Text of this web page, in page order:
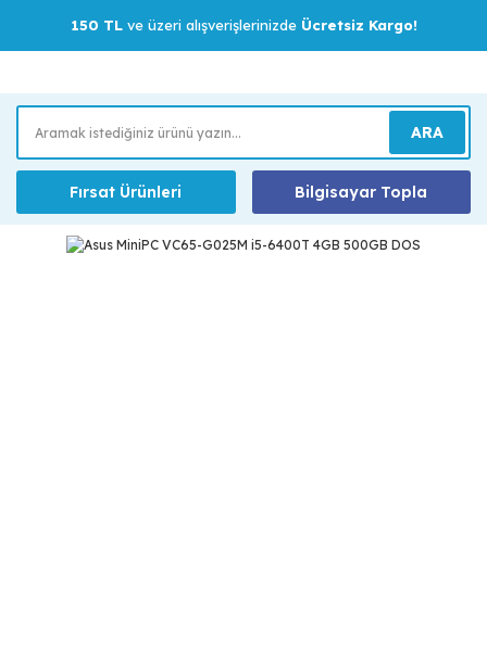
150 TLve üzeri alışverişlerinizde Ücretsiz Kargo!
ARA
Fırsat Ürünleri Bilgisayar Topla